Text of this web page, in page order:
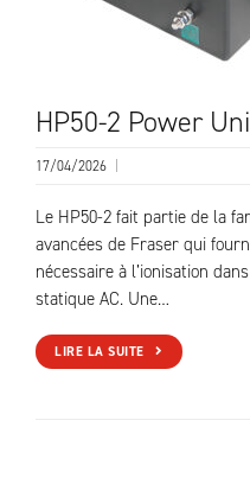
HP50-2 Power
17/04/2026
Le HP50-2 fait partie de la
avancées de Fraser qui
nécessaire à l’ionisation
statique AC. Une…
LIRE LA SUITE